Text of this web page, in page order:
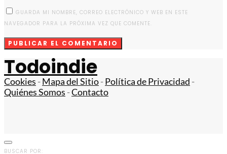
GUARDA MI NOMBRE, CORREO ELECTRÓNICO Y WEB EN ESTE
NAVEGADOR PARA LA PRÓXIMA VEZ QUE COMENTE.
Todoindie
Cookies -Mapa del Sitio-Política de Privacidad -
Quiénes Somos -Contacto
BUSCAR POR: